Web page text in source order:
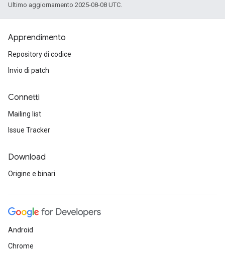
Ultimo aggiornamento 2025-08-08 UTC.
Apprendimento
Repository di codice
Invio di patch
Connetti
Mailing list
Issue Tracker
Download
Origine e binari
Android
Chrome